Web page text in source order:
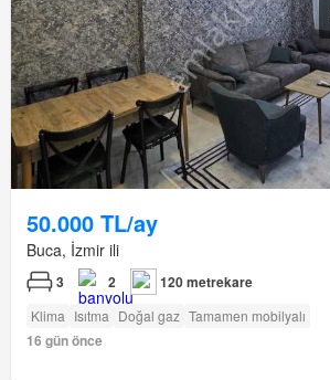
50.000 TL/ay
Buca, İzmir ili
3 2 120 metrekare
Klima Isıtma Doğal gaz Tamamen mobilyalı
16 gün önce